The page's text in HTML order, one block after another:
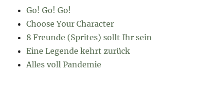
Go! Go! Go!
Choose Your Character
8 Freunde (Sprites) sollt Ihr sein
Eine Legende kehrt zurück
Alles voll Pandemie